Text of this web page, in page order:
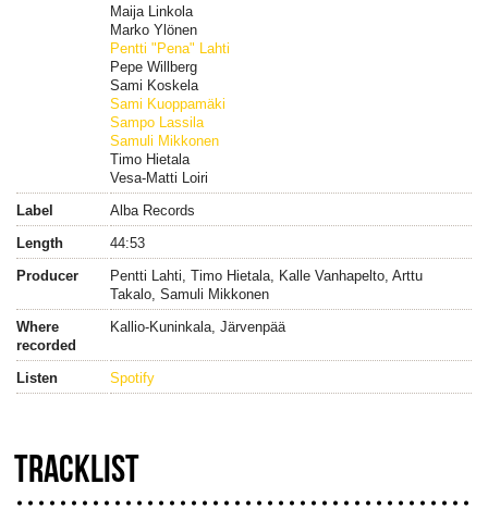
Maija Linkola
Marko Ylönen
Pentti "Pena" Lahti
Pepe Willberg
Sami Koskela
Sami Kuoppamäki
Sampo Lassila
Samuli Mikkonen
Timo Hietala
Vesa-Matti Loiri
Label
Alba Records
Length
44:53
Producer
Pentti Lahti, Timo Hietala, Kalle Vanhapelto, Arttu
Takalo, Samuli Mikkonen
Where
recorded
Kallio-Kuninkala, Järvenpää
Listen Spotify
TRACKLIST